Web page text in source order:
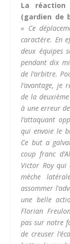
La réaction
(gardien de
« Ce
caractère. En
deux équipes
pendant dix
de l’arbitre.
l’avantage, je
de la
à une erreur
l’attaquant
qui envoie le
Ce but a
coup franc
Victor Roy
mèche
assommer
une belle
Florian
pas sur notre
de creuser